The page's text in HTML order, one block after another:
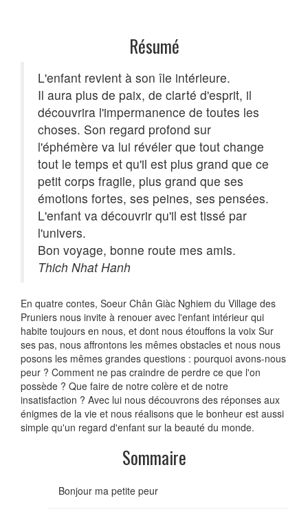
Résumé
L'enfant revient à son île intérieure.
Il aura plus de paix, de clarté d'esprit, il
découvrira l'impermanence de toutes les
choses. Son regard profond sur
l'éphémère va lui révéler que tout change
tout le temps et qu'il est plus grand que ce
petit corps fragile, plus grand que ses
émotions fortes, ses peines, ses pensées.
L'enfant va découvrir qu'il est tissé par
l'univers.
Bon voyage, bonne route mes amis.
Thich Nhat Hanh
En quatre contes, Soeur Chân Giàc Nghiem du Village des
Pruniers nous invite à renouer avec l'enfant intérieur qui
habite toujours en nous, et dont nous étouffons la voix Sur
ses pas, nous affrontons les mêmes obstacles et nous nous
posons les mêmes grandes questions : pourquoi avons-nous
peur ? Comment ne pas craindre de perdre ce que l'on
possède ? Que faire de notre colère et de notre
insatisfaction ? Avec lui nous découvrons des réponses aux
énigmes de la vie et nous réalisons que le bonheur est aussi
simple qu'un regard d'enfant sur la beauté du monde.
Sommaire
Bonjour ma petite peur